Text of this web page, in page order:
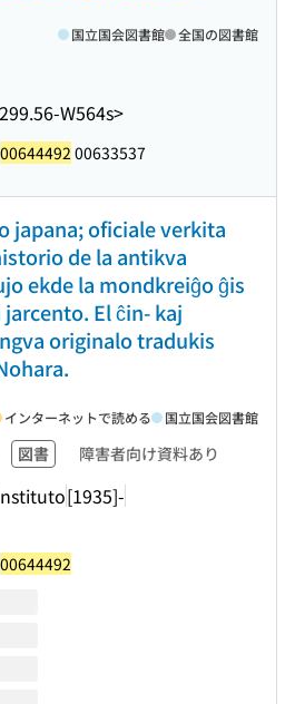
W564s>
国立国会図書館 全国の図書館
00644492 00633537
japana; oficiale verkita
de la antikva
ekde la mondkreiĝo ĝis
jarcento. El ĉin- kaj
originalo tradukis
図書 障害者向け資料あり
[1935]-
インターネットで読める 国立国会図書館
00644492